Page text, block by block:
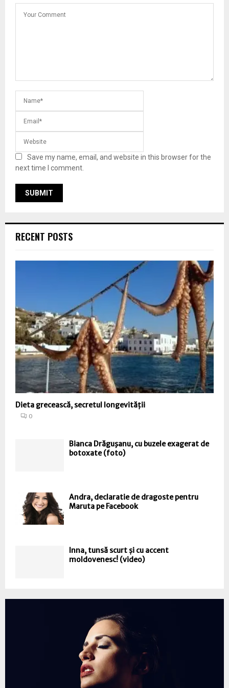
Save my name, email, and website in this browser for the
next time I comment.
RECENT POSTS
Dieta grecească, secretul longevității
0
Bianca Drăguşanu, cu buzele exagerat de
botoxate (foto)
Andra, declaratie de dragoste pentru
Maruta pe Facebook
Inna, tunsă scurt și cu accent
moldovenesc! (video)